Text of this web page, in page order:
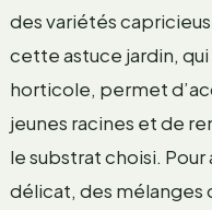
des variétés
cette astuce jardin, qui
horticole, permet
jeunes racines et de
le substrat choisi.
délicat, des mélanges